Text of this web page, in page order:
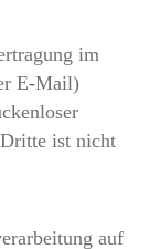
im
E-Mail)
ist nicht
auf